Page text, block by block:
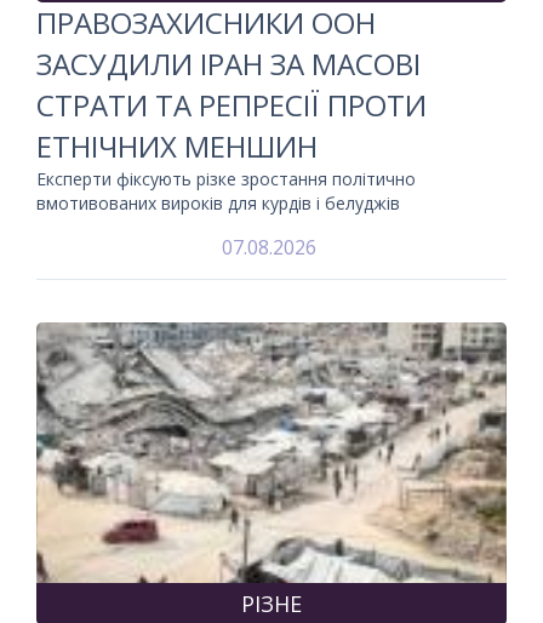
ПРАВОЗАХИСНИКИ ООН
ЗАСУДИЛИ ІРАН ЗА МАСОВІ
СТРАТИ ТА РЕПРЕСІЇ ПРОТИ
ЕТНІЧНИХ МЕНШИН
Експерти фіксують різке зростання політично
вмотивованих вироків для курдів і белуджів
07.08.2026
РІЗНЕ